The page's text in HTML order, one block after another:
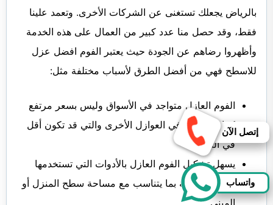
بالرياض يجعلك تستغنى عن الشركات الأخرى. وتعمد علينا
فقط، وقد حصل منا عدد كبير من العمال على هذه الخدمة
وأظهروا رضاهم عن الجودة حيث يعتبر الفوم افضل عزل
للاسطح فهي من أفضل الطرق لأسباب مختلفة مثل:
الفوم العازل متواجد في الأسواق وليس بسعر مرتفع
كما هو الحال في العوازل الأخرى والتي قد تكون أقل
في الكفاءة.
يسهل تشكيل الفوم العازل بالأدوات التي تستخدمها
عمالة الشركة بما يتناسب مع مساحة سطح المنزل أو
المبنى.
إتصل الآن
واتساب